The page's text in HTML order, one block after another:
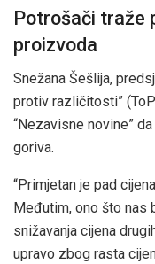
Potrošači traže
proizvoda
Snežana Šešlija,
protiv različitosti”
“Nezavisne novine”
goriva.
“Primjetan je pad
Međutim, ono što nas
snižavanja cijena
upravo zbog rasta